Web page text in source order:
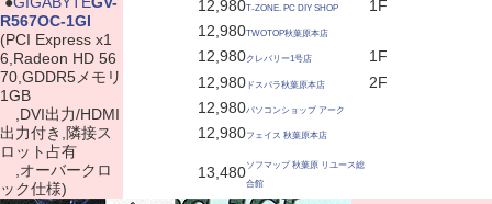
R567OC-1GI
(PCI Express x1
6,Radeon HD 56
70,GDDR5メモリ
1GB
,DVI出力/HDMI
出力付き,隣接ス
ロット占有
,オーバークロ
ック仕様)
12,980T-ZONE. PC DIY SHOP
1F
12,980TWOTOP秋葉原本店
12,980クレバリー1号店
1F
12,980 ドスパラ秋葉原本店
2F
12,980パソコンショップ アーク
12,980フェイス 秋葉原本店
13,480ソフマップ 秋葉原 リユース総
合館